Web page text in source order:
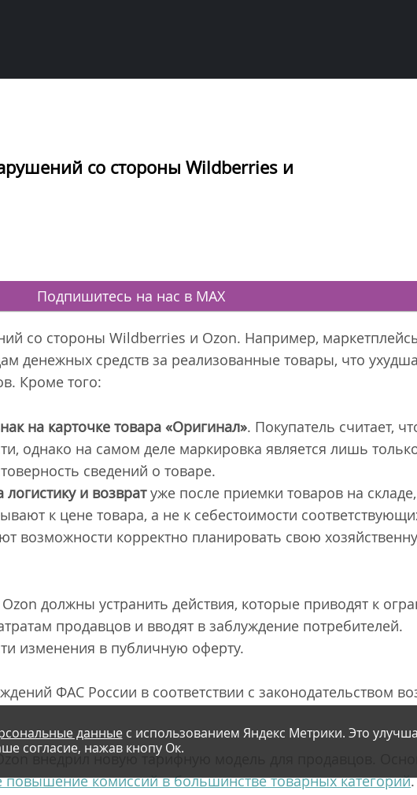
со стороны Wildberries и
Подпишитесь на нас в MAX
со стороны Wildberries и Ozon. Например,
денежных средств за реализованные товары, что
Кроме того:
на карточке товара «Оригинал». Покупатель считает,
однако на самом деле маркировка является лишь
сведений о товаре.
и возвратуже после приемки товаров на
к цене товара, а не к себестоимости
возможности корректно планировать свою
должны устранить действия, которые приводят к
продавцов и вводят в заблуждение потребителей.
изменения в публичную оферту.
ФАС России в соответствии с законодательством
внедрил новую тарифную модель для продавцов.
повышение комиссий в большинстве товарных категорий.
данныес использованием Яндекс Метрики. Это
согласие, нажав кнопу Ок.